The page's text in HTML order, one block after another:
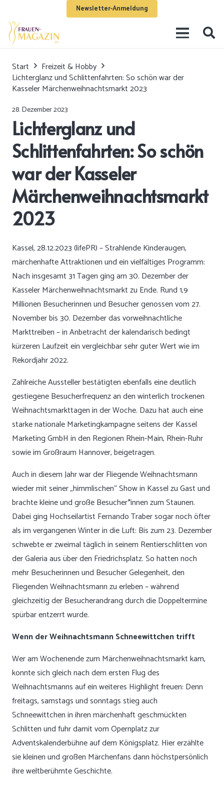
Newsletter-Anmeldung
Start
Freizeit & Hobby
Lichterglanz und Schlittenfahrten: So schön war der
Kasseler Märchenweihnachtsmarkt 2023
28. Dezember 2023
Lichterglanz und
Schlittenfahrten: So schön
war der Kasseler
Märchenweihnachtsmarkt
2023
Kassel, 28.12.2023 (lifePR) – Strahlende Kinderaugen,
märchenhafte Attraktionen und ein vielfältiges Programm:
Nach insgesamt 31 Tagen ging am 30. Dezember der
Kasseler Märchenweihnachtsmarkt zu Ende. Rund 1,9
Millionen Besucherinnen und Besucher genossen vom 27.
November bis 30. Dezember das vorweihnachtliche
Markttreiben – in Anbetracht der kalendarisch bedingt
kürzeren Laufzeit ein vergleichbar sehr guter Wert wie im
Rekordjahr 2022.
Zahlreiche Aussteller bestätigten ebenfalls eine deutlich
gestiegene Besucherfrequenz an den winterlich trockenen
Weihnachtsmarkttagen in der Woche. Dazu hat auch eine
starke nationale Marketingkampagne seitens der Kassel
Marketing GmbH in den Regionen Rhein-Main, Rhein-Ruhr
sowie im Großraum Hannover, beigetragen.
Auch in diesem Jahr war der Fliegende Weihnachtsmann
wieder mit seiner „himmlischen“ Show in Kassel zu Gast und
brachte kleine und große Besucher*innen zum Staunen.
Dabei ging Hochseilartist Fernando Traber sogar noch öfter
als im vergangenen Winter in die Luft: Bis zum 23. Dezember
schwebte er zweimal täglich in seinem Rentierschlitten von
der Galeria aus über den Friedrichsplatz. So hatten noch
mehr Besucherinnen und Besucher Gelegenheit, den
Fliegenden Weihnachtsmann zu erleben – während
gleichzeitig der Besucherandrang durch die Doppeltermine
spürbar entzerrt wurde.
Wenn der Weihnachtsmann Schneewittchen trifft
Wer am Wochenende zum Märchenweihnachtsmarkt kam,
konnte sich gleich nach dem ersten Flug des
Weihnachtsmanns auf ein weiteres Highlight freuen: Denn
freitags, samstags und sonntags stieg auch
Schneewittchen in ihren märchenhaft geschmückten
Schlitten und fuhr damit vom Opernplatz zur
Adventskalenderbühne auf dem Königsplatz. Hier erzählte
sie kleinen und großen Märchenfans dann höchstpersönlich
ihre weltberühmte Geschichte.